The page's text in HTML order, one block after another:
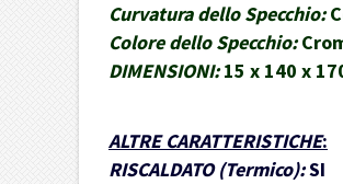
Curvatura dello Specchio:
Colore dello Specchio:
DIMENSIONI: 15 x 140 x
ALTRE CARATTERISTICHE:
RISCALDATO (Termico):SI